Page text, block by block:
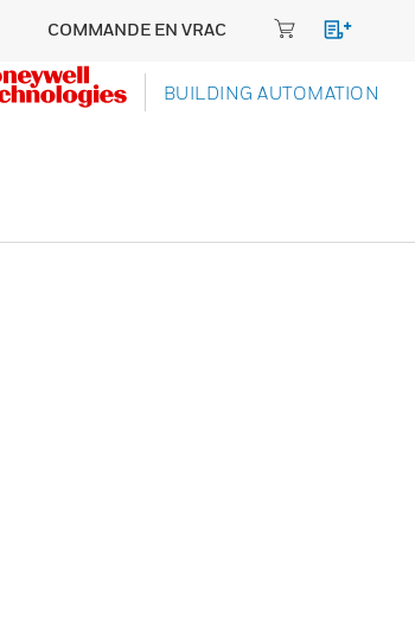
COMMANDE EN VRAC
BUILDING AUTOMATION